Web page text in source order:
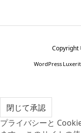
Copyright
WordPress
プライバシーと